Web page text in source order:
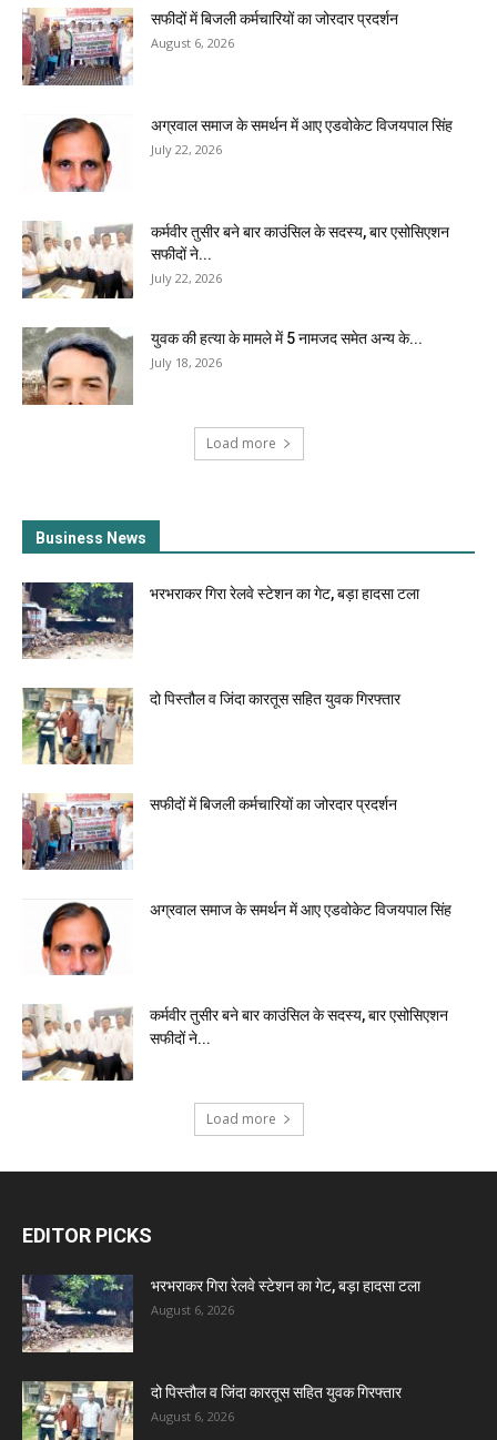
सफीदों में बिजली कर्मचारियों का जोरदार प्रदर्शन
August 6, 2026
अग्रवाल समाज के समर्थन में आए एडवोकेट विजयपाल सिंह
July 22, 2026
कर्मवीर तुसीर बने बार काउंसिल के सदस्य, बार एसोसिएशन
सफीदों ने...
July 22, 2026
युवक की हत्या के मामले में 5 नामजद समेत अन्य के...
July 18, 2026
Load more
Business News
भरभराकर गिरा रेलवे स्टेशन का गेट, बड़ा हादसा टला
दो पिस्तौल व जिंदा कारतूस सहित युवक गिरफ्तार
सफीदों में बिजली कर्मचारियों का जोरदार प्रदर्शन
अग्रवाल समाज के समर्थन में आए एडवोकेट विजयपाल सिंह
कर्मवीर तुसीर बने बार काउंसिल के सदस्य, बार एसोसिएशन
सफीदों ने...
Load more
EDITOR PICKS
भरभराकर गिरा रेलवे स्टेशन का गेट, बड़ा हादसा टला
August 6, 2026
दो पिस्तौल व जिंदा कारतूस सहित युवक गिरफ्तार
August 6, 2026